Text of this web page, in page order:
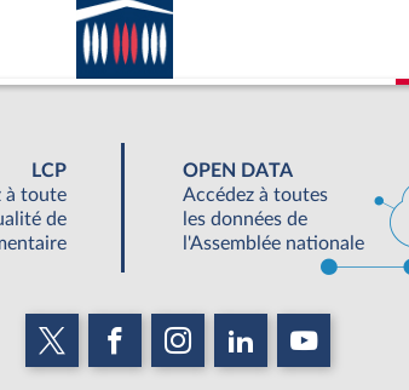
LCP
à toute
de
OPEN DATA
Accédez à toutes
les données de
l'Assemblée nationale